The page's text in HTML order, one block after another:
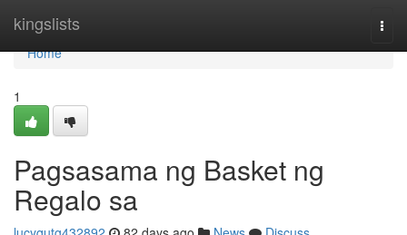
kingslists
Home
Home
1
Pagsasama ng Basket ng
Regalo sa